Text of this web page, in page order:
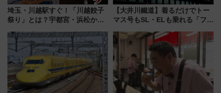
埼玉・川越駅すぐ！「川越餃子
祭り」とは？宇都宮・浜松から
を食べ比べ【7月25日・26日開
催】
【大井川鐵道】着るだけでトー
マス号もSL・ELも乗れる「フリ
受注販売